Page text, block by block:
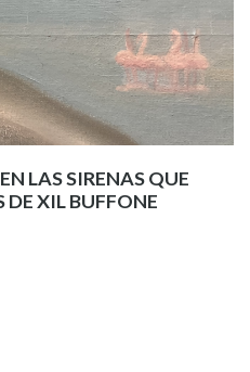
LAS SIRENAS QUE
DE XIL BUFFONE